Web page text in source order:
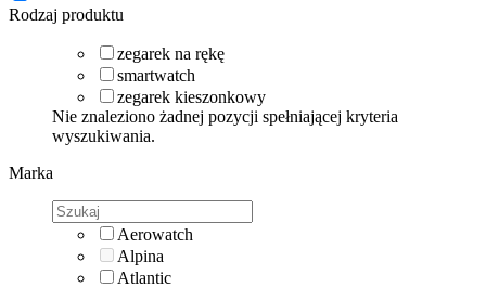
Rodzaj produktu
zegarek na rękę
smartwatch
zegarek kieszonkowy
Nie znaleziono żadnej pozycji spełniającej kryteria
wyszukiwania.
Marka
Aerowatch
Alpina
Atlantic